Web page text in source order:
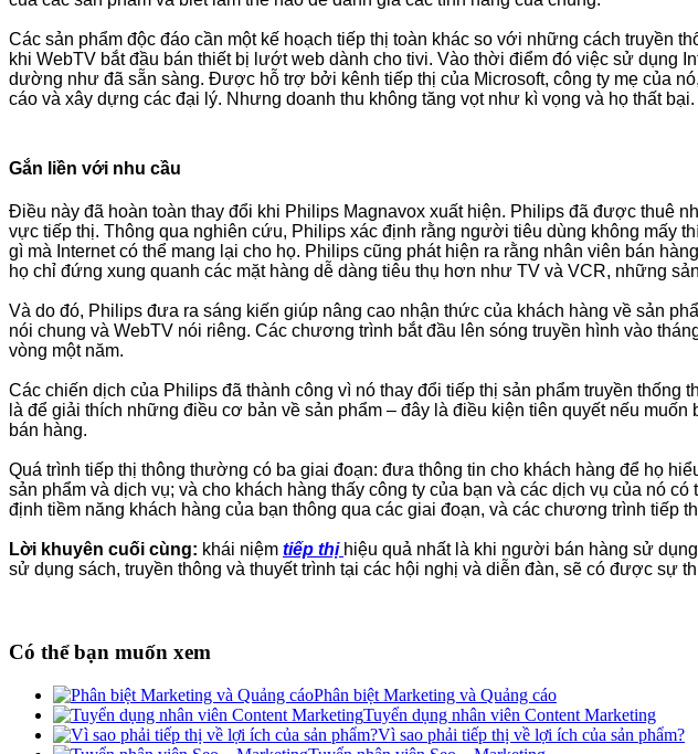
Các sản phẩm độc đáo cần một kế hoạch tiếp thị toàn khác so với những cách truyền
khi WebTV bắt đầu bán thiết bị lướt web dành cho tivi. Vào thời điểm đó việc sử dụng
dường như đã sẵn sàng. Được hỗ trợ bởi kênh tiếp thị của Microsoft, công ty mẹ của
cáo và xây dựng các đại lý. Nhưng doanh thu không tăng vọt như kì vọng và họ thất bại.
Gắn liền với nhu cầu
Điều này đã hoàn toàn thay đổi khi Philips Magnavox xuất hiện. Philips đã được thuê
vực tiếp thị. Thông qua nghiên cứu, Philips xác định rằng người tiêu dùng không mấy
gì mà Internet có thể mang lại cho họ. Philips cũng phát hiện ra rằng nhân viên bán
họ chỉ đứng xung quanh các mặt hàng dễ dàng tiêu thụ hơn như TV và VCR, những
Và do đó, Philips đưa ra sáng kiến giúp nâng cao nhận thức của khách hàng về sản
nói chung và WebTV nói riêng. Các chương trình bắt đầu lên sóng truyền hình vào
vòng một năm.
Các chiến dịch của Philips đã thành công vì nó thay đổi tiếp thị sản phẩm truyền thống
là để giải thích những điều cơ bản về sản phẩm – đây là điều kiện tiên quyết nếu
bán hàng.
Quá trình tiếp thị thông thường có ba giai đoạn: đưa thông tin cho khách hàng để họ
sản phẩm và dịch vụ; và cho khách hàng thấy công ty của bạn và các dịch vụ của nó
định tiềm năng khách hàng của bạn thông qua các giai đoạn, và các chương trình
Lời khuyên cuối cùng: khái niệm tiếp thị hiệu quả nhất là khi người bán hàng sử
sử dụng sách, truyền thông và thuyết trình tại các hội nghị và diễn đàn, sẽ có được sự
Có thể bạn muốn xem
Phân biệt Marketing và Quảng cáo
Tuyển dụng nhân viên Content Marketing
Vì sao phải tiếp thị về lợi ích của sản phẩm?